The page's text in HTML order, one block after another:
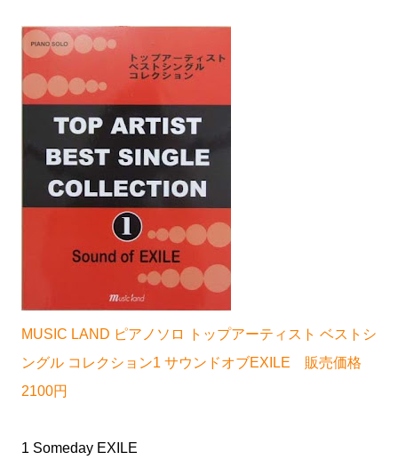
MUSIC LAND ピアノソロ トップアーティスト ベストシ
ングル コレクション1 サウンドオブEXILE 販売価格
2100円
1 Someday EXILE